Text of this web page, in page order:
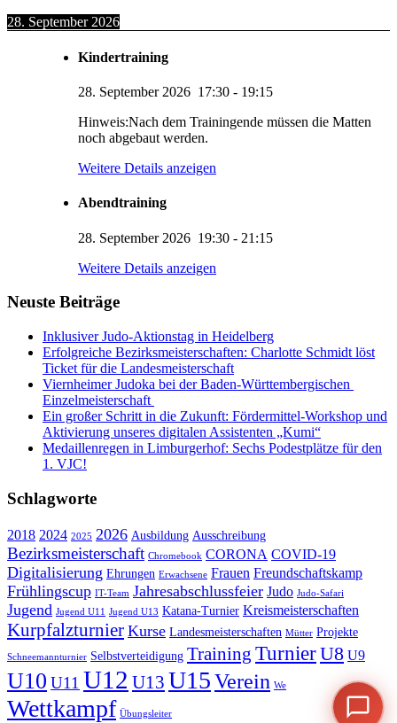
28. September 2026
Kindertraining
28. September 2026 17:30 - 19:15
Hinweis:Nach dem Trainingende müssen die Matten
noch abgebaut werden.
Weitere Details anzeigen
Abendtraining
28. September 2026 19:30 - 21:15
Weitere Details anzeigen
Neuste Beiträge
Inklusiver Judo-Aktionstag in Heidelberg
Erfolgreiche Bezirksmeisterschaften: Charlotte Schmidt löst
Ticket für die Landesmeisterschaft
Viernheimer Judoka bei der Baden-Württembergischen
Einzelmeisterschaft
Ein großer Schritt in die Zukunft: Fördermittel-Workshop und
Aktivierung unseres digitalen Assistenten „Kumi“
Medaillenregen in Limburgerhof: Sechs Podestplätze für den
1. VJC!
Schlagworte
2018 2024 2025 2026 Ausbildung Ausschreibung
Bezirksmeisterschaft Chromebook CORONA COVID-19
Digitalisierung Ehrungen Erwachsene Frauen Freundschaftskamp
Frühlingscup IT-Team Jahresabschlussfeier Judo Judo-Safari
Jugend Jugend U11 Jugend U13 Katana-Turnier Kreismeisterschaften
Kurpfalzturnier Kurse Landesmeisterschaften Mütter Projekte
Schneemannturnier Selbstverteidigung Training TurnierU8 U9
U10 U11 U12 U13 U15Verein We
Wettkampf Übungsleiter
KUMI – Dein KI-Assistent